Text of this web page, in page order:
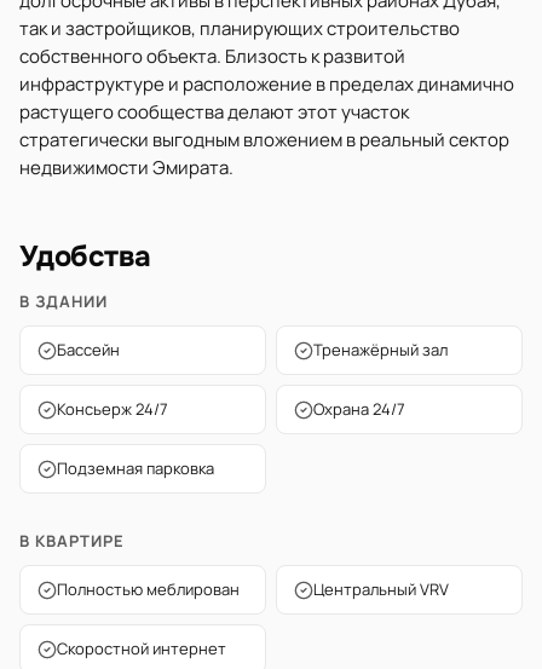
так и застройщиков, планирующих строительство
собственного объекта. Близость к развитой
инфраструктуре и расположение в пределах динамично
растущего сообщества делают этот участок
стратегически выгодным вложением в реальный сектор
недвижимости Эмирата.
Удобства
В ЗДАНИИ
Бассейн Тренажёрный зал
Консьерж 24/7 Охрана 24/7
Подземная парковка
В КВАРТИРЕ
Полностью меблирован Центральный VRV
Скоростной интернет